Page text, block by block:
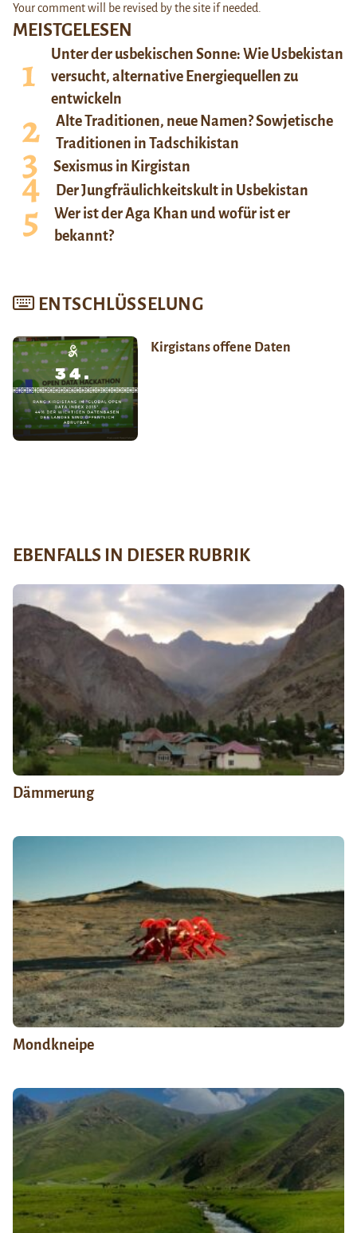
MEISTGELESEN
Unter der usbekischen Sonne: Wie Usbekistan
versucht, alternative Energiequellen zu
entwickeln
Alte Traditionen, neue Namen? Sowjetische
Traditionen in Tadschikistan
Sexismus in Kirgistan
Der Jungfräulichkeitskult in Usbekistan
Wer ist der Aga Khan und wofür ist er
bekannt?
ENTSCHLÜSSELUNG
Kirgistans offene Daten
Your comment will be revised by the site if needed.
EBENFALLS IN DIESER RUBRIK
Dämmerung
Mondkneipe